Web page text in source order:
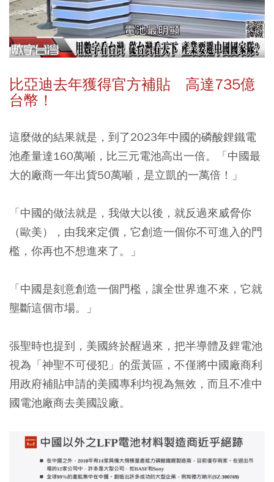
比亞迪去年獲得官方補貼 高達735億
台幣！
這麼做的結果就是，到了2023年中國的磷酸鋰鐵電
池產量達160萬噸，比三元電池高出一倍。「中國最
大的廠商一年出貨50萬噸，是立凱的一萬倍！」
「中國的做法就是，我做大以後，就反過來威脅你
（歐美），由我來定價，它創造一個你不可進入的門
檻，你再也不想進來了。」
「中國是刻意創造一個門檻，讓全世界進不來，它就
壟斷這個市場。」
張聖時也提到，美國終於醒過來，把半導體及鋰電池
視為「神聖不可侵犯」的蛋黃區，不僅將中國廠商利
用政府補貼申請的美國專利均視為無效，而且不准中
國電池廠商去美國設廠。